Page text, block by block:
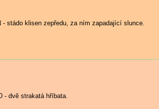
- stádo klisen zepředu, za ním zapadající slunce.
- dvě strakatá hříbata.